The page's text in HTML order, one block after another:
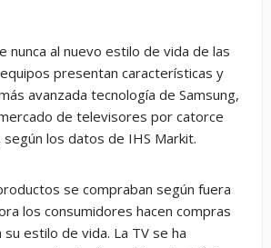
nunca al nuevo estilo de vida de las
presentan características y
avanzada tecnología de Samsung,
de televisores por catorce
los datos de IHS Markit.
se compraban según fuera
los consumidores hacen compras
estilo de vida. La TV se ha